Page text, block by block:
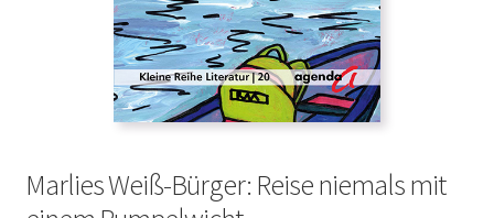
Marlies Weiß-Bürger: Reise niemals mit